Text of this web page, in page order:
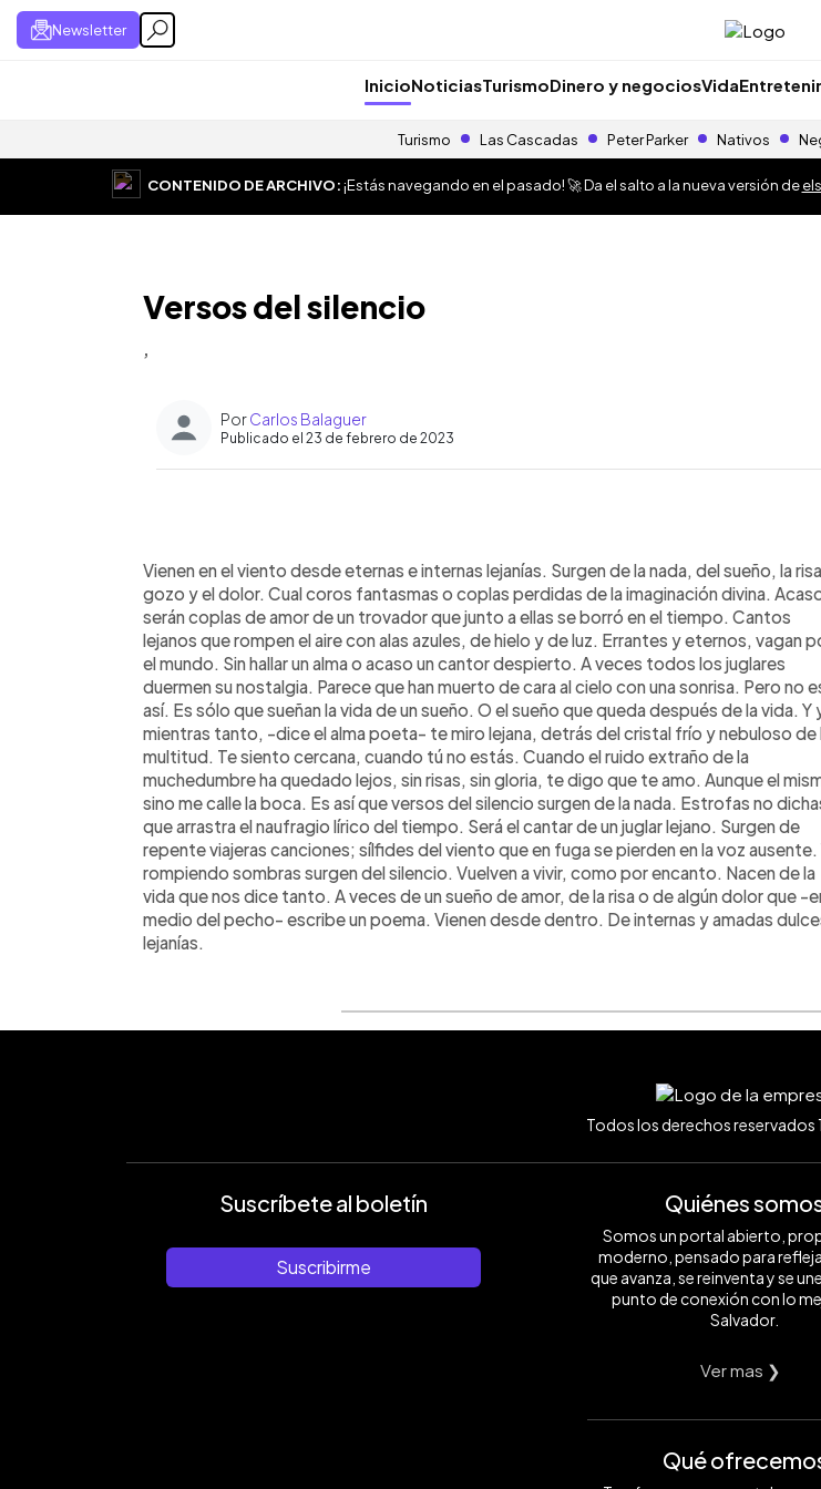
Newsletter
InicioNoticiasTurismoDinero y negociosVida
Turismo Las Cascadas Peter Parker Nativos
CONTENIDO DE ARCHIVO:¡Estás navegando en el pasado! 🚀 Da el salto a la nueva versión de
Versos del silencio
,
PorCarlos Balaguer
Publicado el 23 de febrero de 2023
► Escuchar artículo
Vienen en el viento desde eternas e internas lejanías. Surgen de la nada, del sueño, la
gozo y el dolor. Cual coros fantasmas o coplas perdidas de la imaginación divina.
serán coplas de amor de un trovador que junto a ellas se borró en el tiempo. Cantos
lejanos que rompen el aire con alas azules, de hielo y de luz. Errantes y eternos, vagan
el mundo. Sin hallar un alma o acaso un cantor despierto. A veces todos los juglares
duermen su nostalgia. Parece que han muerto de cara al cielo con una sonrisa. Pero no
así. Es sólo que sueñan la vida de un sueño. O el sueño que queda después de la vida. Y
mientras tanto, -dice el alma poeta- te miro lejana, detrás del cristal frío y nebuloso de
multitud. Te siento cercana, cuando tú no estás. Cuando el ruido extraño de la
muchedumbre ha quedado lejos, sin risas, sin gloria, te digo que te amo. Aunque el
sino me calle la boca. Es así que versos del silencio surgen de la nada. Estrofas no
que arrastra el naufragio lírico del tiempo. Será el cantar de un juglar lejano. Surgen de
repente viajeras canciones; sílfides del viento que en fuga se pierden en la voz ausente.
rompiendo sombras surgen del silencio. Vuelven a vivir, como por encanto. Nacen de la
vida que nos dice tanto. A veces de un sueño de amor, de la risa o de algún dolor que -
medio del pecho- escribe un poema. Vienen desde dentro. De internas y amadas
lejanías.
Todos los derechos
Suscríbete al boletín
Suscribirme
Quiénes
Somos un portal abierto,
moderno, pensado para
que avanza, se reinventa y se
punto de conexión con lo
Salvador.
Ver mas ❯
Qué